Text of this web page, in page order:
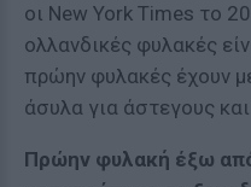
οι New York Times το
ολλανδικές φυλακές
πρώην φυλακές έχουν
άσυλα για άστεγους
Πρώην φυλακή έξω